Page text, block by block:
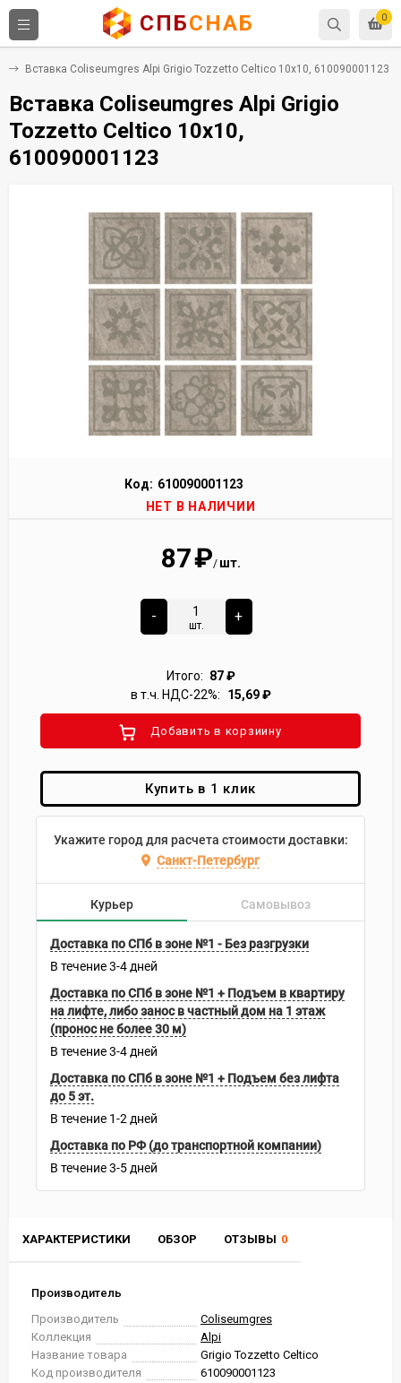
0
СПБСНАБ
Вставка Coliseumgres Alpi Grigio Tozzetto Celtico 10x10, 610090001123
Вставка Coliseumgres Alpi Grigio
Tozzetto Celtico 10x10,
610090001123
ХАРАКТЕРИСТИКИ ОБЗОР ОТЗЫВЫ 0
Производитель
Производитель
Coliseumgres
Коллекция
Alpi
Название товара
Grigio Tozzetto Celtico
Код производителя
610090001123
Код: 610090001123
НЕТ В НАЛИЧИИ
87₽/ шт.
-
шт.
+
Итого: 87₽
в т.ч. НДС-22%:
15,69₽
Добавить в корзиину
Купить в 1 клик
Укажите город для расчета стоимости доставки:
Санкт-Петербург
Курьер Самовывоз
Доставка по СПб в зоне №1 - Без разгрузки
В течение3-4 дней
Доставка по СПб в зоне №1 + Подъем в квартиру
на лифте, либо занос в частный дом на 1 этаж
(пронос не более 30 м)
В течение3-4 дней
Доставка по СПб в зоне №1 + Подъем без лифта
до 5 эт.
В течение 1-2 дней
Доставка по РФ (до транспортной компании)
В течение3-5 дней